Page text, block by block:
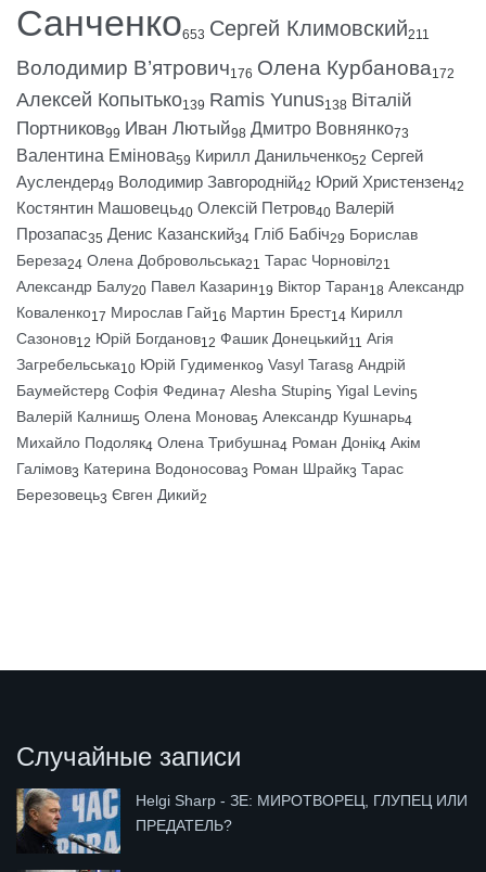
Санченко653 Сергей Климовский211
Володимир В’ятрович176 Олена Курбанова172
Алексей Копытько139 Ramis Yunus138 Віталій
Портников99 Иван Лютый98 Дмитро Вовнянко73
Валентина Емінова59 Кирилл Данильченко52 Сергей
Ауслендер49 Володимир Завгородній42 Юрий Христензен42
Костянтин Машовець40 Олексій Петров40 Валерій
Прозапас35 Денис Казанский34 Гліб Бабіч29 Борислав
Береза24 Олена Добровольська21 Тарас Чорновіл21
Александр Балу20 Павел Казарин19 Віктор Таран18 Александр
Коваленко17 Мирослав Гай16 Мартин Брест14 Кирилл
Сазонов12 Юрій Богданов12 Фашик Донецький11 Агія
Загребельська10 Юрій Гудименко9 Vasyl Taras8 Андрій
Баумейстер8 Софія Федина7 Alesha Stupin5 Yigal Levin5
Валерій Калниш5 Олена Монова5 Александр Кушнарь4
Михайло Подоляк4 Олена Трибушна4 Роман Донік4 Акім
Галімов3 Катерина Водоносова3 Роман Шрайк3 Тарас
Березовець3 Євген Дикий2
Случайные записи
Helgi Sharp - ЗЕ: МИРОТВОРЕЦ, ГЛУПЕЦ ИЛИ
ПРЕДАТЕЛЬ?